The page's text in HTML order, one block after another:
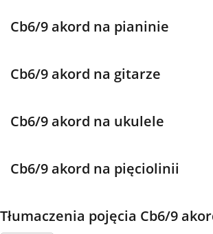
Italiano
日本語
Polski
Cb6/9 akord na pianinie
Cb6/9 akord na gitarze
Cb6/9 akord na ukulele
Cb6/9 akord na pięciolinii
Tłumaczenia pojęcia Cb6/9